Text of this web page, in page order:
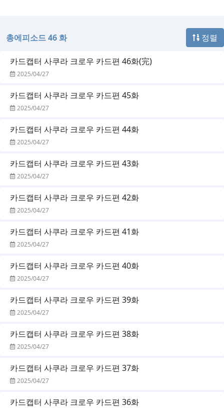
총에피소드 46 화 정렬
카드캡터 사쿠라 크로우 카드편 46화(完)
2025/04/27
카드캡터 사쿠라 크로우 카드편 45화
2025/04/27
카드캡터 사쿠라 크로우 카드편 44화
2025/04/27
카드캡터 사쿠라 크로우 카드편 43화
2025/04/27
카드캡터 사쿠라 크로우 카드편 42화
2025/04/27
카드캡터 사쿠라 크로우 카드편 41화
2025/04/27
카드캡터 사쿠라 크로우 카드편 40화
2025/04/27
카드캡터 사쿠라 크로우 카드편 39화
2025/04/27
카드캡터 사쿠라 크로우 카드편 38화
2025/04/27
카드캡터 사쿠라 크로우 카드편 37화
2025/04/27
카드캡터 사쿠라 크로우 카드편 36화